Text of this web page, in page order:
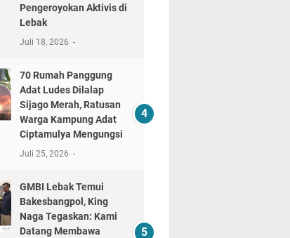
Pengeroyokan Aktivis di
Lebak
Juli 18, 2026
70 Rumah Panggung
Adat Ludes Dilalap
Sijago Merah, Ratusan
Warga Kampung Adat
Ciptamulya Mengungsi
Juli 25, 2026
GMBI Lebak Temui
Bakesbangpol, King
Naga Tegaskan: Kami
Datang Membawa